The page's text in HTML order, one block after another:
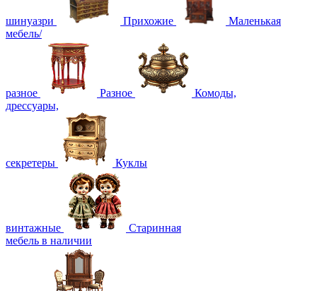
шинуазри Прихожие
Маленькая
мебель/
разное Разное
Комоды,
дрессуары,
секретеры Куклы
винтажные
Старинная
мебель в наличии